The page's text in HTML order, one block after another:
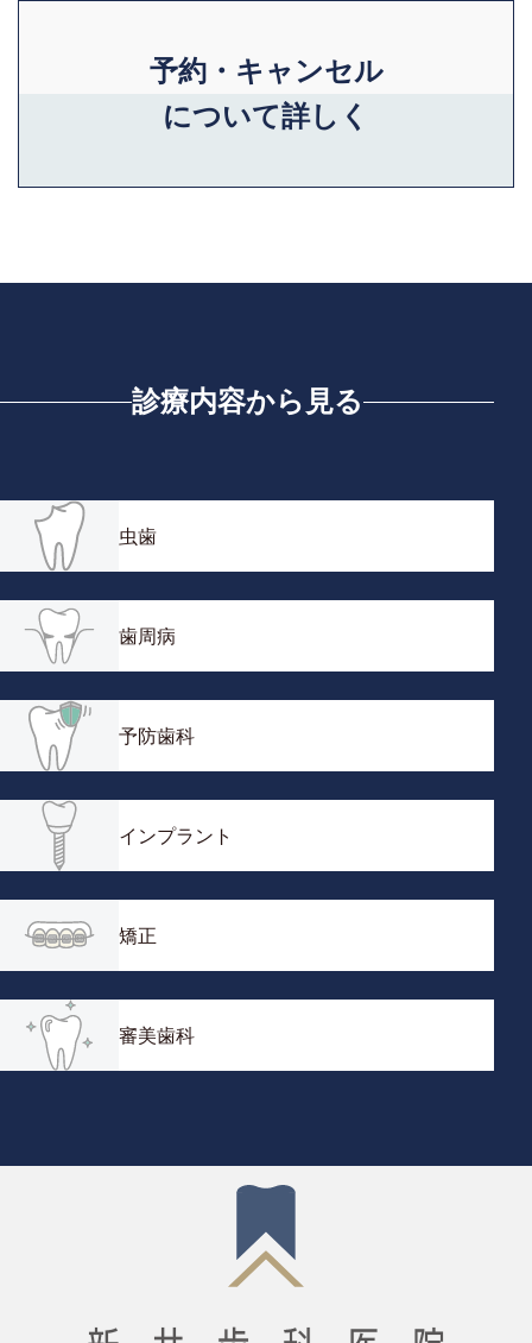
予約・キャンセル
について詳しく
診療内容から見る
虫歯
歯周病
予防歯科
インプラント
矯正
審美歯科